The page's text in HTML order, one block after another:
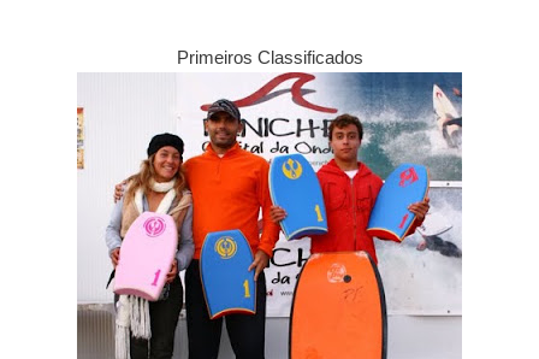
Primeiros Classificados